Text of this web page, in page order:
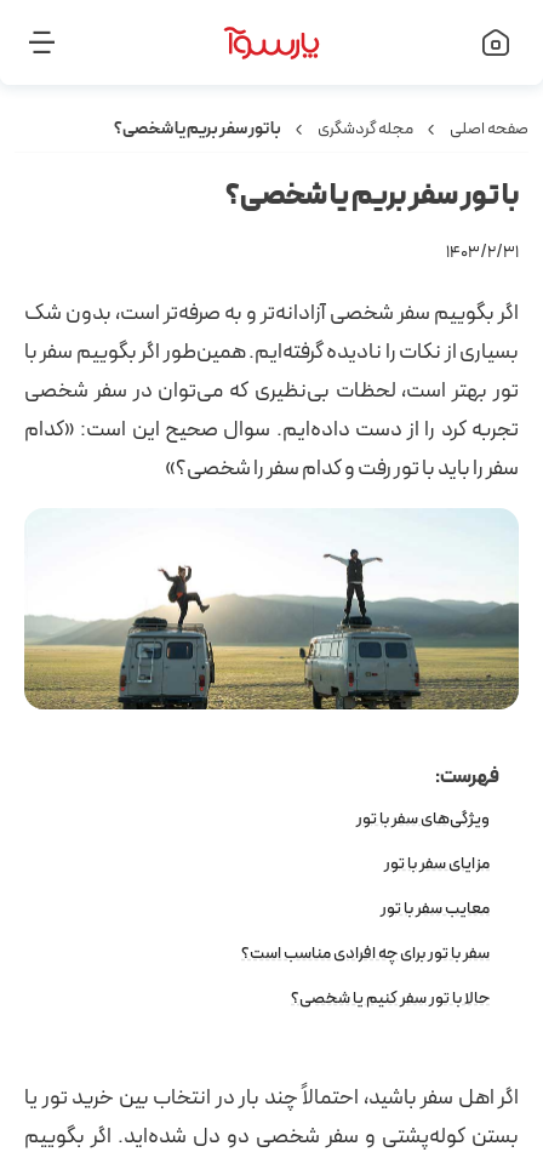
صفحه اصلی مجله گردشگری با تور سفر بریم یا شخصی؟
با تور سفر بریم یا شخصی؟
۱۴۰۳/۲/۳۱
اگر بگوییم سفر شخصی آزادانه‌تر و به صرفه‌تر است، بدون شک
بسیاری از نکات را نادیده گرفته‌ایم. همین‌طور اگر بگوییم سفر با
تور بهتر است، لحظات بی‌نظیری که می‌توان در سفر شخصی
تجربه کرد را از دست داده‌ایم. سوال صحیح این است: «کدام
سفر را باید با تور رفت و کدام سفر را شخصی؟»
فهرست:
ویژگی‌های سفر با تور
مزایای سفر با تور
معایب سفر با تور
سفر با تور برای چه افرادی مناسب است؟
حالا با تور سفر کنیم یا شخصی؟
اگر اهل سفر باشید، احتمالاً چند بار در انتخاب بین خرید تور یا
بستن کوله‌پشتی و سفر شخصی دو دل شده‌اید. اگر بگوییم